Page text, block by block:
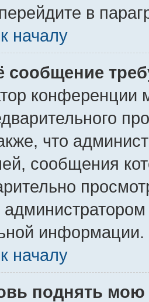
в
началу
сообщение
конференции
что
сообщения
информации.
началу
поднять мою